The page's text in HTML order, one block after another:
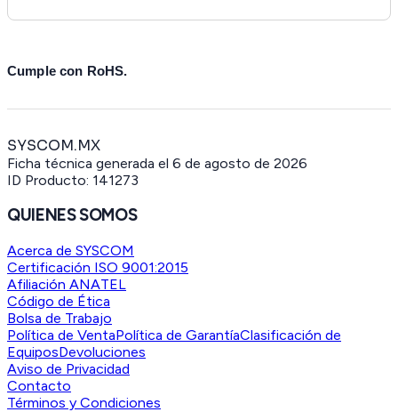
Cumple con RoHS.
SYSCOM.MX
Ficha técnica generada el 6 de agosto de 2026
ID Producto: 141273
QUIENES SOMOS
Acerca de SYSCOM
Certificación ISO 9001:2015
Afiliación ANATEL
Código de Ética
Bolsa de Trabajo
Política de VentaPolítica de GarantíaClasificación de
EquiposDevoluciones
Aviso de Privacidad
Contacto
Términos y Condiciones